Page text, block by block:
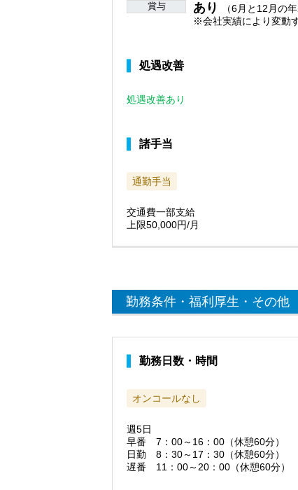
賞与 あり
（6月と12月の
※会社実績により変動
処遇改善
処遇改善あり
諸手当
通勤手当
交通費一部支給
上限50,000円/月
勤務条件・福利厚生・その他
勤務日数・時間
オンコールなし
週5日
早番 7：00～16：00（休憩60分）
日勤 8：30～17：30（休憩60分）
遅番 11：00～20：00（休憩60分）